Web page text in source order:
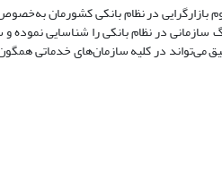
بازارگرایی در نظام بانکی کشورمان
در نظام بانکی را شناسایی
می‌تواند در کلیه سازمان‌های خدماتی